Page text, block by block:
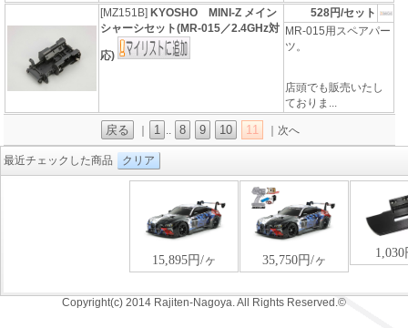
[MZ151B] KYOSHO MINI-Z メイン
シャーシセット(MR-015／2.4GHz対
応)
528円/セット
MR-015用スペアパー
ツ。
店頭でも販売いたし
ておりま...
戻る 1 .. 8 9 10 11 ｜次へ
最近チェックした商品 クリア
Copyright(c) 2014 Rajiten-Nagoya. All Rights Reserved.©